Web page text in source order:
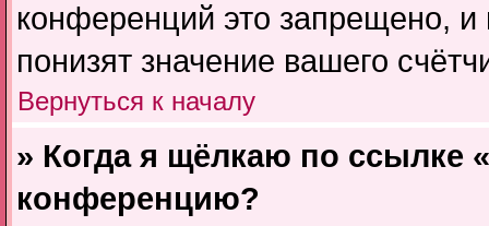
конференций это запрещено,
понизят значение вашего
Вернуться к началу
» Когда я щёлкаю по ссылке
конференцию?